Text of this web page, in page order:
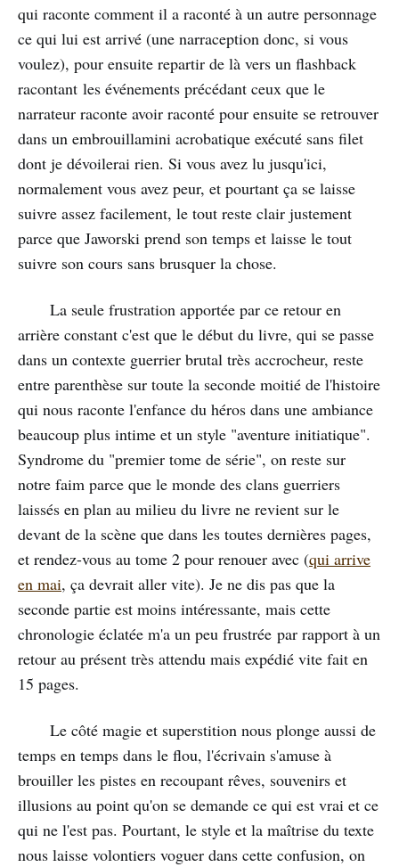
qui raconte comment il a raconté à un autre personnage
ce qui lui est arrivé (une narraception donc, si vous
voulez), pour ensuite repartir de là vers un flashback
racontant les événements précédant ceux que le
narrateur raconte avoir raconté pour ensuite se retrouver
dans un embrouillamini acrobatique exécuté sans filet
dont je dévoilerai rien. Si vous avez lu jusqu'ici,
normalement vous avez peur, et pourtant ça se laisse
suivre assez facilement, le tout reste clair justement
parce que Jaworski prend son temps et laisse le tout
suivre son cours sans brusquer la chose.
La seule frustration apportée par ce retour en
arrière constant c'est que le début du livre, qui se passe
dans un contexte guerrier brutal très accrocheur, reste
entre parenthèse sur toute la seconde moitié de l'histoire
qui nous raconte l'enfance du héros dans une ambiance
beaucoup plus intime et un style "aventure initiatique".
Syndrome du "premier tome de série", on reste sur
notre faim parce que le monde des clans guerriers
laissés en plan au milieu du livre ne revient sur le
devant de la scène que dans les toutes dernières pages,
et rendez-vous au tome 2 pour renouer avec (qui arrive
en mai, ça devrait aller vite). Je ne dis pas que la
seconde partie est moins intéressante, mais cette
chronologie éclatée m'a un peu frustrée par rapport à un
retour au présent très attendu mais expédié vite fait en
15 pages.
Le côté magie et superstition nous plonge aussi de
temps en temps dans le flou, l'écrivain s'amuse à
brouiller les pistes en recoupant rêves, souvenirs et
illusions au point qu'on se demande ce qui est vrai et ce
qui ne l'est pas. Pourtant, le style et la maîtrise du texte
nous laisse volontiers voguer dans cette confusion, on